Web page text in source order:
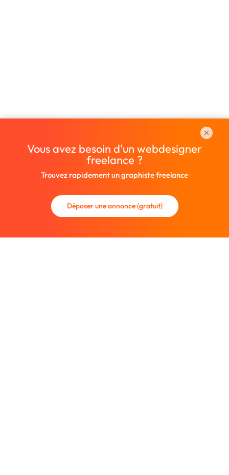
Vous avez besoin d'un webdesigner
freelance ?
Trouvez rapidement un graphiste freelance
Déposer une annonce (gratuit)